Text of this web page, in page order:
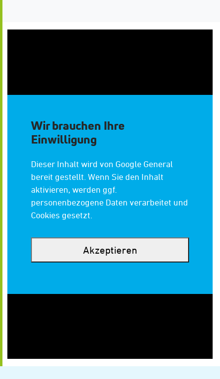
Wir brauchen Ihre
Einwilligung
Dieser Inhalt wird von Google General
bereit gestellt. Wenn Sie den Inhalt
aktivieren, werden ggf.
personenbezogene Daten verarbeitet und
Cookies gesetzt.
Akzeptieren
Tagesstätte Havenhaus